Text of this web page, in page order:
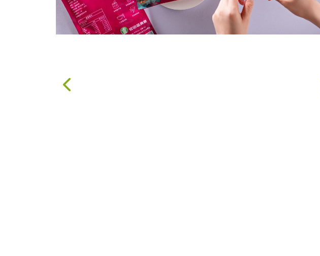
農會商品
大量採購優惠專區
農業策略聯盟 送禮